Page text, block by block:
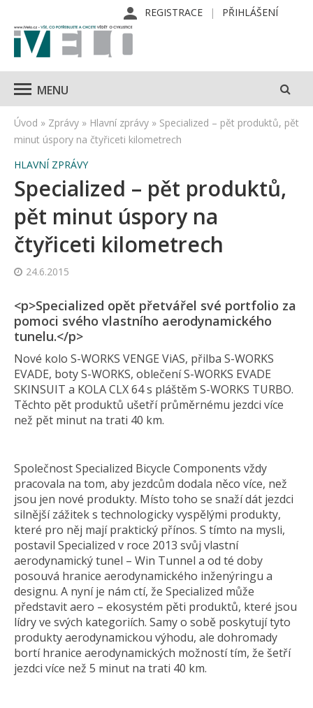
REGISTRACE PŘIHLÁŠENÍ
MENU
Úvod » Zprávy » Hlavní zprávy » Specialized – pět produktů, pět
minut úspory na čtyřiceti kilometrech
HLAVNÍ ZPRÁVY
Specialized – pět produktů,
pět minut úspory na
čtyřiceti kilometrech
24.6.2015
<p>Specialized opět přetvářel své portfolio za
pomoci svého vlastního aerodynamického
tunelu.</p>
Nové kolo S-WORKS VENGE ViAS, přilba S-WORKS
EVADE, boty S-WORKS, oblečení S-WORKS EVADE
SKINSUIT a KOLA CLX 64 s pláštěm S-WORKS TURBO.
Těchto pět produktů ušetří průměrnému jezdci více
než pět minut na trati 40 km.
Společnost Specialized Bicycle Components vždy
pracovala na tom, aby jezdcům dodala něco více, než
jsou jen nové produkty. Místo toho se snaží dát jezdci
silnější zážitek s technologicky vyspělými produkty,
které pro něj mají praktický přínos. S tímto na mysli,
postavil Specialized v roce 2013 svůj vlastní
aerodynamický tunel – Win Tunnel a od té doby
posouvá hranice aerodynamického inženýringu a
designu. A nyní je nám ctí, že Specialized může
představit aero – ekosystém pěti produktů, které jsou
lídry ve svých kategoriích. Samy o sobě poskytují tyto
produkty aerodynamickou výhodu, ale dohromady
bortí hranice aerodynamických možností tím, že šetří
jezdci více než 5 minut na trati 40 km.